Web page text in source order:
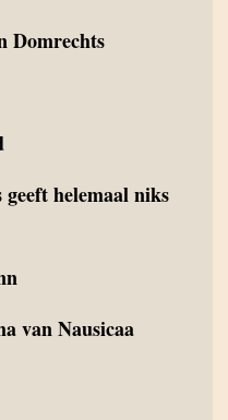
Domrechts
helemaal niks
van Nausicaa